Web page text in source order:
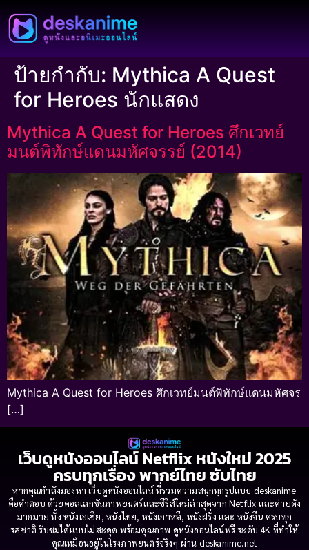
ป้ายกำกับ: Mythica A Quest
for Heroes นักแสดง
Mythica A Quest for Heroes ศึกเวทย์
มนต์พิทักษ์แดนมหัศจรรย์ (2014)
Mythica A Quest for Heroes ศึกเวทย์มนต์พิทักษ์แดนมหัศจร
[…]
เว็บดูหนังออนไลน์ Netflix หนังใหม่ 2025
ครบทุกเรื่อง พากย์ไทย ซับไทย
หากคุณกำลังมองหา เว็บดูหนังออนไลน์ ที่รวมความสนุกทุกรูปแบบ deskanime
คือคำตอบ ด้วยคอลเลกชันภาพยนตร์และซีรีส์ใหม่ล่าสุดจาก Netflix และค่ายดัง
มากมาย ทั้ง หนังเอเชีย, หนังไทย, หนังเกาหลี, หนังฝรั่ง และ หนังจีน ครบทุก
รสชาติ รับชมได้แบบไม่สะดุด พร้อมคุณภาพ ดูหนังออนไลน์ฟรี ระดับ 4K ที่ทำให้
คุณเหมือนอยู่ในโรงภาพยนตร์จริงๆ ผ่าน deskanime.net